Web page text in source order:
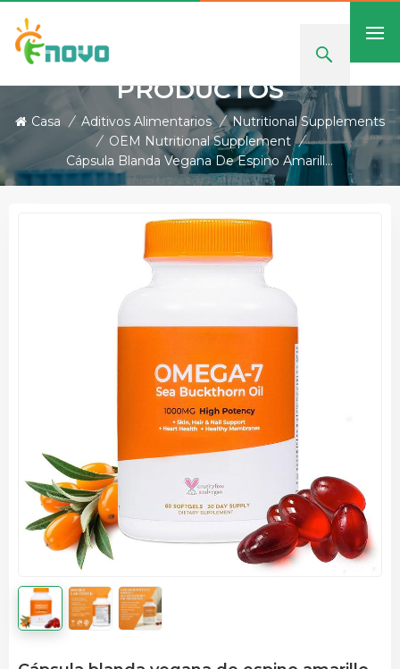
PRODUCTOS
Casa / Aditivos Alimentarios / Nutritional Supplements
/ OEM Nutritional Supplement /
Cápsula Blanda Vegana De Espino Amarillo OEM